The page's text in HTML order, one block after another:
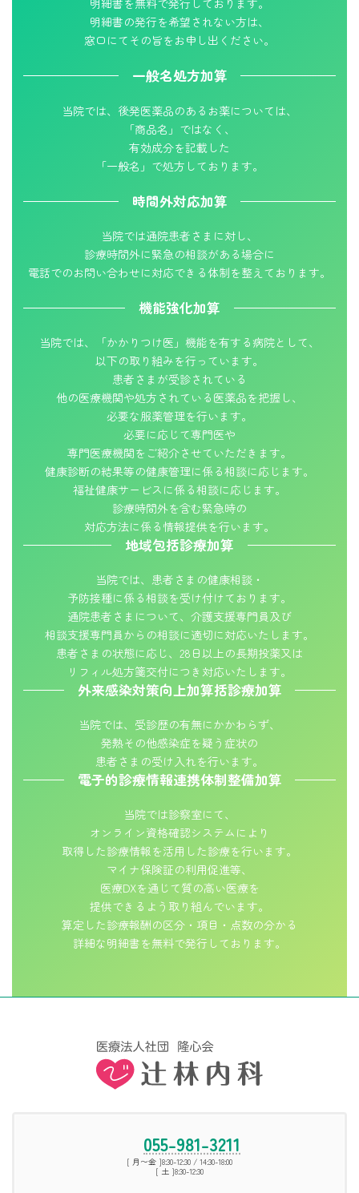
明細書を無料で発行しております。
明細書の発行を希望されない方は、
窓口にてその旨をお申し出ください。
一般名処方加算
当院では、後発医薬品のあるお薬については、
「商品名」ではなく、
有効成分を記載した
「一般名」で処方しております。
時間外対応加算
当院では通院患者さまに対し、
診療時間外に緊急の相談がある場合に
電話でのお問い合わせに対応できる体制を整えております。
機能強化加算
当院では、「かかりつけ医」機能を有する病院として、
以下の取り組みを行っています。
患者さまが受診されている
他の医療機関や処方されている医薬品を把握し、
必要な服薬管理を行います。
必要に応じて専門医や
専門医療機関をご紹介させていただきます。
健康診断の結果等の健康管理に係る相談に応じます。
福祉健康サービスに係る相談に応じます。
診療時間外を含む緊急時の
対応方法に係る情報提供を行います。
地域包括診療加算
当院では、患者さまの健康相談・
予防接種に係る相談を受け付けております。
通院患者さまについて、介護支援専門員及び
相談支援専門員からの相談に適切に対応いたします。
患者さまの状態に応じ、28日以上の長期投薬又は
リフィル処方箋交付につき対応いたします。
外来感染対策向上加算括診療加算
当院では、受診歴の有無にかかわらず、
発熱その他感染症を疑う症状の
患者さまの受け入れを行います。
電子的診療情報連携体制整備加算
当院では診察室にて、
オンライン資格確認システムにより
取得した診療情報を活用した診療を行います。
マイナ保険証の利用促進等、
医療DXを通じて質の高い医療を
提供できるよう取り組んでいます。
算定した診療報酬の区分・項目・点数の分かる
詳細な明細書を無料で発行しております。
055-981-3211
[ 月〜金 ]8:30-12:30 / 14:30-18:00
[ 土 ]8:30-12:30